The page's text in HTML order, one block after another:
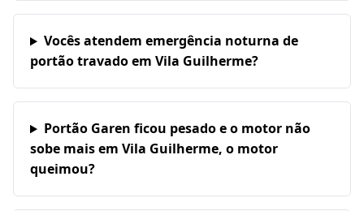
Vocês atendem emergência noturna de
portão travado em Vila Guilherme?
Portão Garen ficou pesado e o motor não
sobe mais em Vila Guilherme, o motor
queimou?